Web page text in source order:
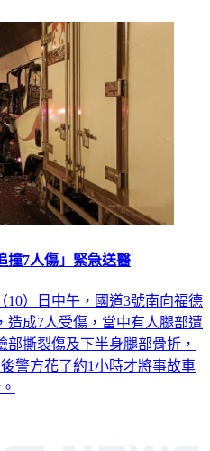
撞7人傷」緊急送醫
10）日中午，國道3號南向福德
造成7人受傷，當中有人腿部遭
撕裂傷及下半身腿部骨折，
警方花了約1小時才將事故車